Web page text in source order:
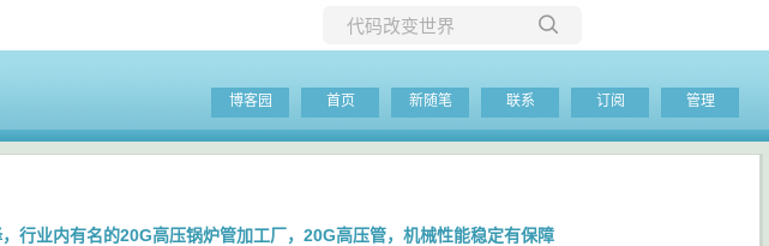
当前博客
博客园 首页 新随笔 联系 订阅 管理
行业内有名的20G高压锅炉管加工厂，20G高压管，机械性能稳定有保障